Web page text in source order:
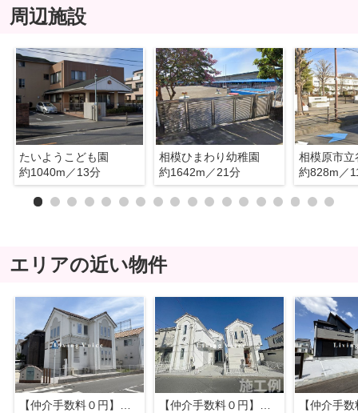
周辺施設
たいようこども園
約1040m／13分
相模ひまわり幼稚園
約1642m／21分
約828m／
エリアの近い物件
【仲介手数料０円】相模原市南区麻溝台5丁目5期 中古一戸建て
【仲介手数料０円】相模原市南区相南2丁目4期 新築一戸建て 全2棟